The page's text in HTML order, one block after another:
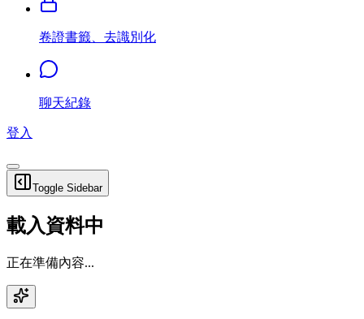
卷證書籤、去識別化
聊天紀錄
登入
Toggle Sidebar
載入資料中
正在準備內容...